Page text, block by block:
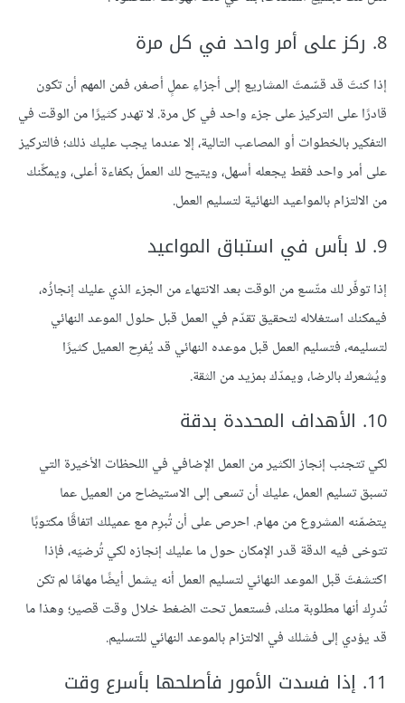
8. ركز على أمر واحد في كل مرة
إذا كنتَ قد قسّمتَ المشاريع إلى أجزاءِ عملٍ أصغر، فمن المهم أن تكون
قادرًا على التركيز على جزء واحد في كل مرة. لا تهدر كثيرًا من الوقت في
التفكير بالخطوات أو المصاعب التالية، إلا عندما يجب عليك ذلك؛ فالتركيز
على أمر واحد فقط يجعله أسهل، ويتيح لك العملَ بكفاءة أعلى، ويمكِّنك
من الالتزام بالمواعيد النهائية لتسليم العمل.
9. لا بأس في استباق المواعيد
إذا توفّر لك متّسع من الوقت بعد الانتهاء من الجزء الذي عليك إنجازُه،
فيمكنك استغلاله لتحقيق تقدّم في العمل قبل حلول الموعد النهائي
لتسليمه، فتسليم العمل قبل موعده النهائي قد يُفرِح العميل كثيرًا
ويُشعرك بالرضا، ويمدّك بمزيد من الثقة.
10. الأهداف المحددة بدقة
لكي تتجنب إنجاز الكثير من العمل الإضافي في اللحظات الأخيرة التي
تسبق تسليم العمل، عليك أن تسعى إلى الاستيضاح من العميل عما
يتضمّنه المشروع من مهام. احرص على أن تُبرِم مع عميلك اتفاقًا مكتوبًا
تتوخى فيه الدقة قدر الإمكان حول ما عليك إنجازه لكي تُرضيَه، فإذا
اكتشفتَ قبل الموعد النهائي لتسليم العمل أنه يشمل أيضًا مهامًا لم تكن
تُدرِك أنها مطلوبة منك، فستعمل تحت الضغط خلال وقت قصير؛ وهذا ما
قد يؤدي إلى فشلك في الالتزام بالموعد النهائي للتسليم.
11. إذا فسدت الأمور فأصلحها بأسرع وقت